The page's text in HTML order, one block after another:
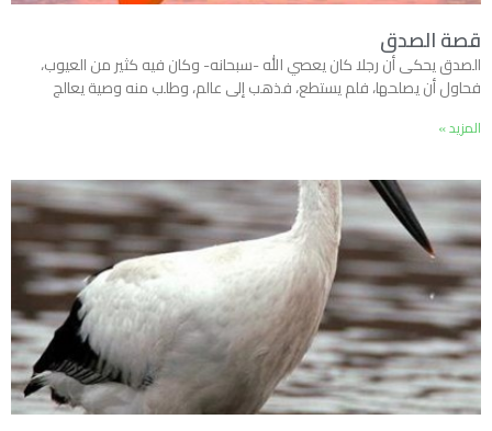
قصة الصدق
الصدق يحكى أن رجلا كان يعصي الله -سبحانه- وكان فيه كثير من العيوب،
فحاول أن يصلحها، فلم يستطع، فذهب إلى عالم، وطلب منه وصية يعالج
المزيد »